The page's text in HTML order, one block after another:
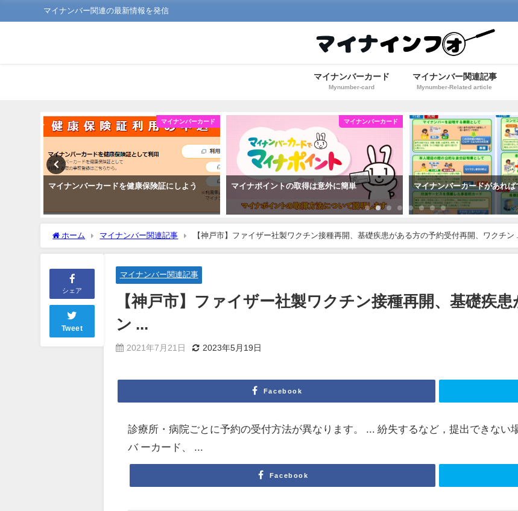
マイナンバー関連の最新情報を発信
マイナンバーカード
Mynumber-card
マイナンバー関連記事
Mynumber-Related article
マイナンバーカード
マイナンバーカードを健康保険証にしよう
マイナンバーカード
マイナポイントの取得は意外に簡単 マイナンバーカードがあれ
ホーム マイナンバー関連記事 【神戸市】ファイザー社製ワクチン接種再開、基礎疾患がある方の予約受付再開、ワクチン
シェア
Tweet
マイナンバー関連記事
【神戸市】ファイザー社製ワクチン接種再開、基礎疾
ン ...
2021年7月21日 2023年5月19日
Facebook
診療所・病院ごとに予約の受付方法が異なります。 ... 紛失するなど，提出できない
バ ーカード、 ...
Facebook